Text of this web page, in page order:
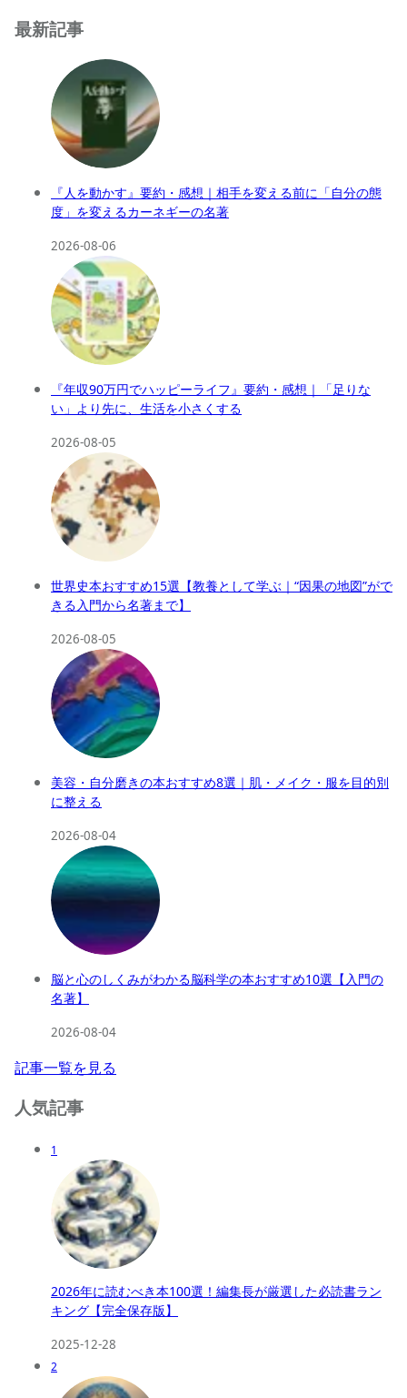
最新記事
『人を動かす』要約・感想｜相手を変える前に「自分の態
度」を変えるカーネギーの名著
2026-08-06
『年収90万円でハッピーライフ』要約・感想｜「足りな
い」より先に、生活を小さくする
2026-08-05
世界史本おすすめ15選【教養として学ぶ｜“因果の地図”がで
きる入門から名著まで】
2026-08-05
美容・自分磨きの本おすすめ8選｜肌・メイク・服を目的別
に整える
2026-08-04
脳と心のしくみがわかる脳科学の本おすすめ10選【入門の
名著】
2026-08-04
記事一覧を見る
人気記事
1
2026年に読むべき本100選！編集長が厳選した必読書ラン
キング【完全保存版】
2025-12-28
2